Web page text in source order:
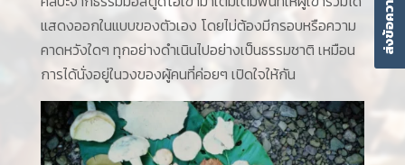
แสดงออกในแบบของตัวเอง โดยไม่ต้องมีกรอบหรือความ
คาดหวังใดๆ ทุกอย่างดำเนินไปอย่างเป็นธรรมชาติ เหมือน
การได้นั่งอยู่ในวงของผู้คนที่ค่อยๆ เปิดใจให้กัน